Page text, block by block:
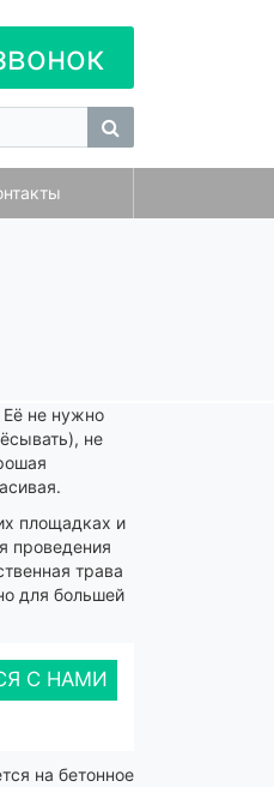
не нужно
не
площадках и
проведения
трава
для большей
С НАМИ
на бетонное